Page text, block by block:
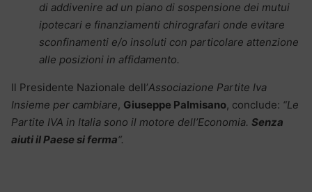
di addivenire ad un piano di sospensione dei mutui
ipotecari e finanziamenti chirografari onde evitare
sconfinamenti e/o insoluti con particolare attenzione
alle posizioni in affidamento.
Il Presidente Nazionale dell’Associazione Partite Iva
Insieme per cambiare, Giuseppe Palmisano, conclude: “Le
Partite IVA in Italia sono il motore dell’Economia. Senza
aiuti il Paese si ferma“.